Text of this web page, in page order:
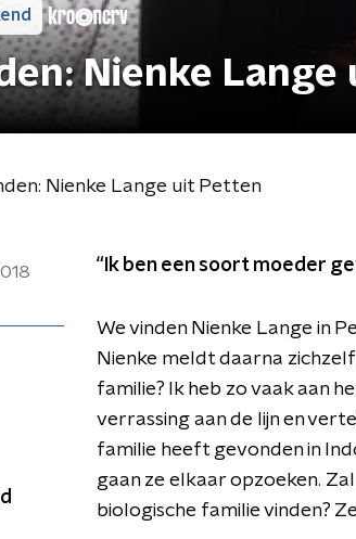
Nienke
Nienke Lange uit Petten
“Ik ben een soort moeder
We vinden Nienke Lange in
Nienke meldt daarna
familie? Ik heb zo vaak aan
verrassing aan de lijn en
familie heeft gevonden in
gaan ze elkaar opzoeken.
biologische familie vinden?